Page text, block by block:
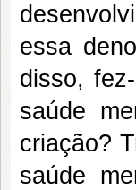
essa
disso,
saúde
criação?
saúde